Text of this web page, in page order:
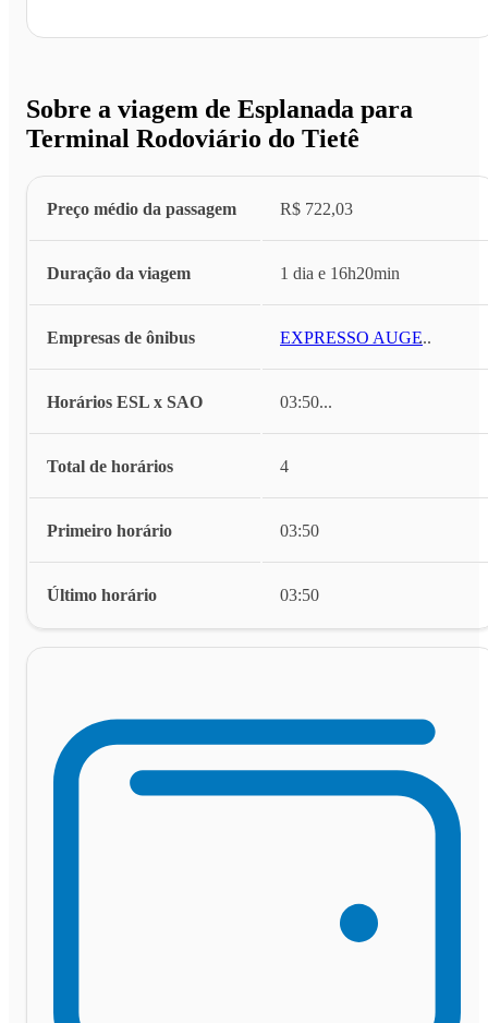
Sobre a viagem de Esplanada para
Terminal Rodoviário do Tietê
Preço médio da passagem R$ 722,03
Duração da viagem 1 dia e 16h20min
Empresas de ônibus EXPRESSO AUGE...
Horários ESL x SAO 03:50...
Total de horários 4
Primeiro horário 03:50
Último horário 03:50